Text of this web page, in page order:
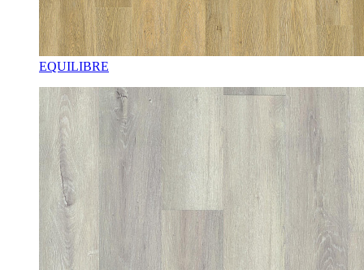
EQUILIBRE